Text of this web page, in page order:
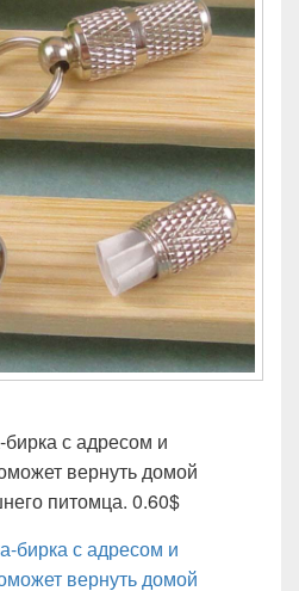
с адресом и
вернуть домой
питомца. 0.60$
бирка с адресом и
вернуть домой